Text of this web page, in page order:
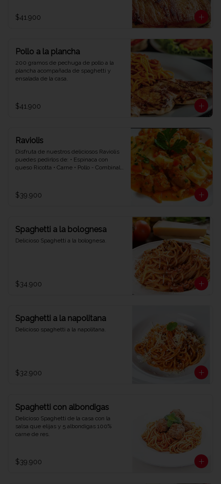
$41.900
Pollo a la plancha
200 gramos de pechuga de pollo a la
plancha acompañada de spaghetti y
ensalada de la casa.
$41.900
Raviolis
Disfruta de nuestros deliciosos Raviolis
puedes pedirlos de: • Espinaca con
queso Ricotta • Carne • Pollo - Combinalo
$39.900
Spaghetti a la bolognesa
Delicioso Spaghetti a la bolognesa.
$34.900
Spaghetti a la napolitana
Delicioso spaghetti a la napolitana.
$32.900
Spaghetti con albondigas
Delicioso Spaghetti de la casa con la
salsa que elijas y 5 albondigas 100%
carne de res.
$39.900